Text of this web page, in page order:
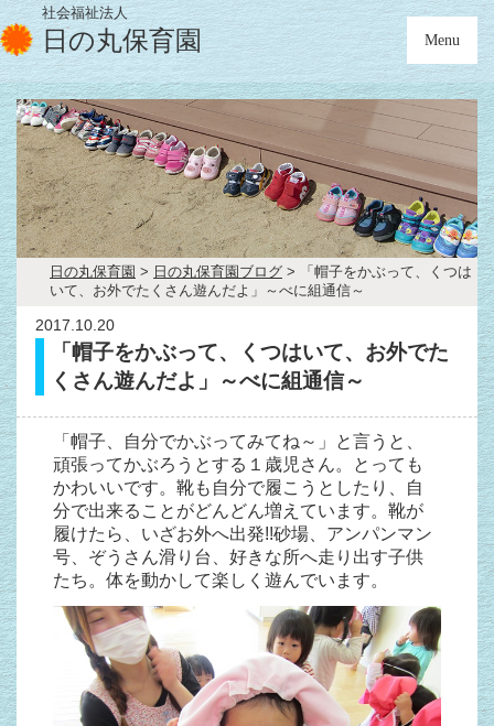
社会福祉法人
日の丸保育園 Menu
日の丸保育園 > 日の丸保育園ブログ >
「帽子をかぶって、くつは
いて、お外でたくさん遊んだよ」～べに組通信～
2017.10.20
「帽子をかぶって、くつはいて、お外でた
くさん遊んだよ」～べに組通信～
「帽子、自分でかぶってみてね～」と言うと、
頑張ってかぶろうとする１歳児さん。とっても
かわいいです。靴も自分で履こうとしたり、自
分で出来ることがどんどん増えています。靴が
履けたら、いざお外へ出発!!砂場、アンパンマン
号、ぞうさん滑り台、好きな所へ走り出す子供
たち。体を動かして楽しく遊んでいます。